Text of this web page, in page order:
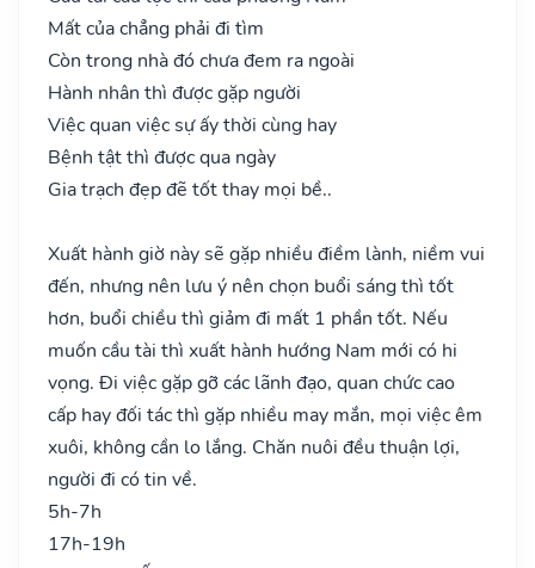
Mất của chẳng phải đi tìm
Còn trong nhà đó chưa đem ra ngoài
Hành nhân thì được gặp người
Việc quan việc sự ấy thời cùng hay
Bệnh tật thì được qua ngày
Gia trạch đẹp đẽ tốt thay mọi bề..
Xuất hành giờ này sẽ gặp nhiều điềm lành, niềm vui
đến, nhưng nên lưu ý nên chọn buổi sáng thì tốt
hơn, buổi chiều thì giảm đi mất 1 phần tốt. Nếu
muốn cầu tài thì xuất hành hướng Nam mới có hi
vọng. Đi việc gặp gỡ các lãnh đạo, quan chức cao
cấp hay đối tác thì gặp nhiều may mắn, mọi việc êm
xuôi, không cần lo lắng. Chăn nuôi đều thuận lợi,
người đi có tin về.
5h-7h
17h-19h